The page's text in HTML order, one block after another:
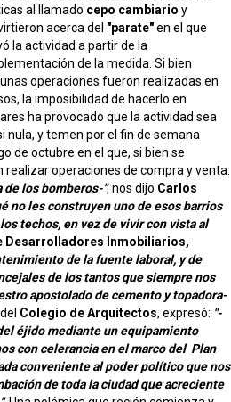
al llamado cepo cambiario y
acerca del "parate"en el que
la actividad a partir de la
de la medida. Si bien
operaciones fueron realizadas en
la imposibilidad de hacerlo en
ha provocado que la actividad sea
nula, y temen por el fin de semana
de octubre en el que, si bien se
operaciones de compra y venta.
de los bomberos-", nos dijo Carlos
no les construyen uno de esos barrios
techos, en vez de vivir con vista al
Desarrolladores Inmobiliarios,
de la fuente laboral, y de
de los tantos que siempre nos
apostolado de cemento y topadora-
Colegio de Arquitectos, expresó: "-
éjido mediante un equipamiento
con celerancia en el marco del Plan
conveniente al poder político que nos
de toda la ciudad que acreciente